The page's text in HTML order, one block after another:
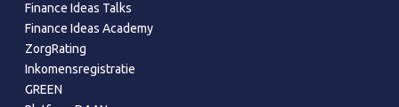
Finance Ideas Talks
Finance Ideas Academy
ZorgRating
Inkomensregistratie
GREEN